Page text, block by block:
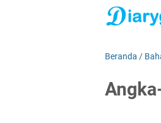
Beranda /